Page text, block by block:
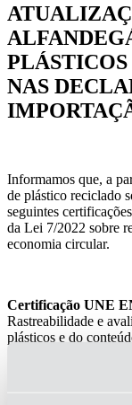
NAS
Informamos que, a
de plástico reciclado
seguintes
da Lei 7/2022 sobre
economia circular.
Certificação UNE
Rastreabilidade e
plásticos e do
Ou uma